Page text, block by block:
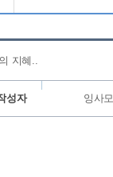
지혜..
성자 잉사모